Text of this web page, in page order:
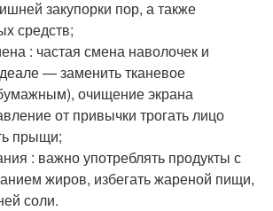
закупорки пор, а также
средств;
: частая смена наволочек и
— заменить тканевое
очищение экрана
от привычки трогать лицо
прыщи;
: важно употреблять продукты с
жиров, избегать жареной пищи,
соли.